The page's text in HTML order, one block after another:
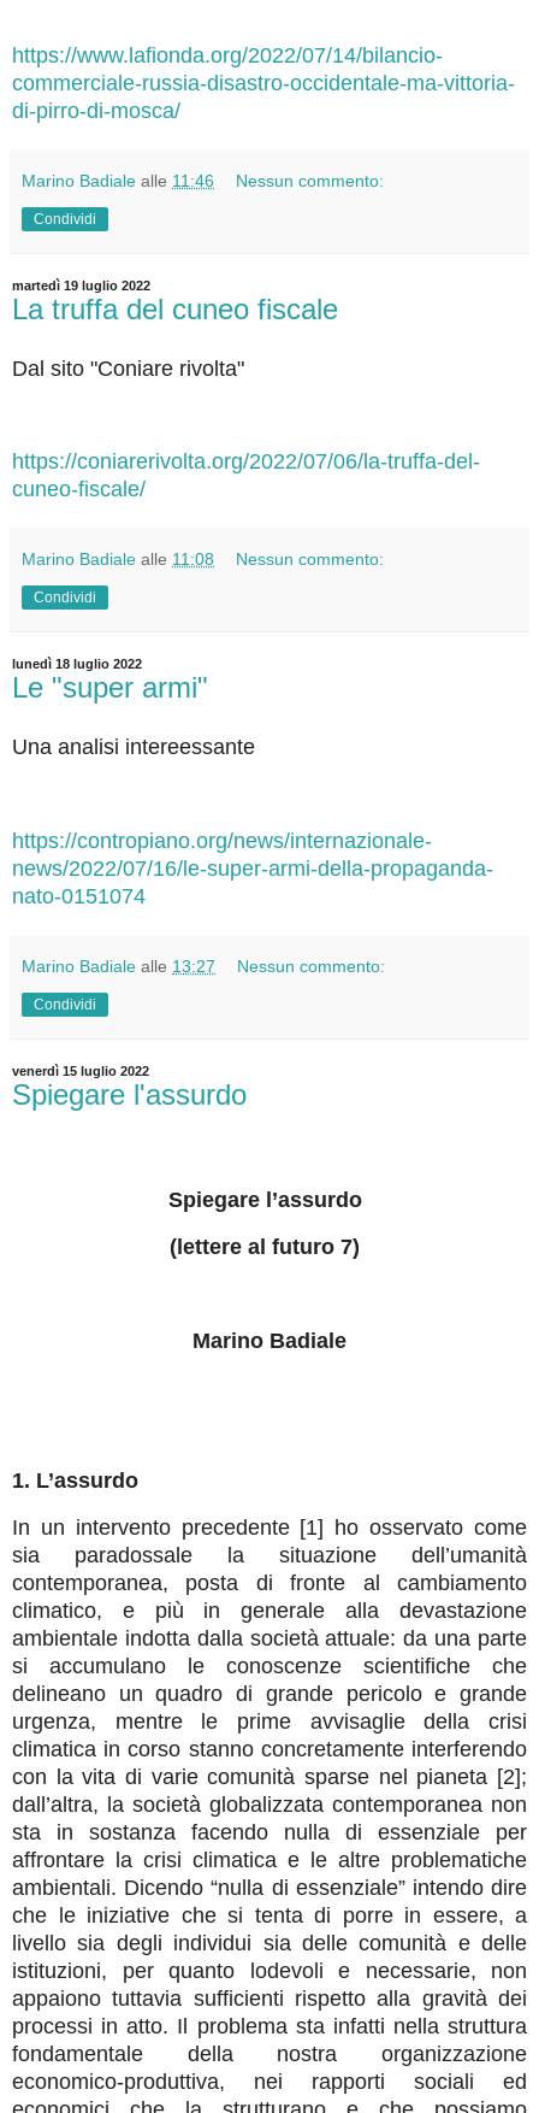
https://www.lafionda.org/2022/07/14/bilancio-
commerciale-russia-disastro-occidentale-ma-vittoria-
di-pirro-di-mosca/
Marino Badiale alle 11:46 Nessun commento:
Condividi
martedì 19 luglio 2022
La truffa del cuneo fiscale
Dal sito "Coniare rivolta"
https://coniarerivolta.org/2022/07/06/la-truffa-del-
cuneo-fiscale/
Marino Badiale alle 11:08 Nessun commento:
Condividi
lunedì 18 luglio 2022
Le "super armi"
Una analisi intereessante
https://contropiano.org/news/internazionale-
news/2022/07/16/le-super-armi-della-propaganda-
nato-0151074
Marino Badiale alle 13:27 Nessun commento:
Condividi
venerdì 15 luglio 2022
Spiegare l'assurdo
Spiegare l’assurdo
(lettere al futuro 7)
Marino Badiale
1. L’assurdo
In un intervento precedente [1] ho osservato come
sia paradossale la situazione dell’umanità
contemporanea, posta di fronte al cambiamento
climatico, e più in generale alla devastazione
ambientale indotta dalla società attuale: da una parte
si accumulano le conoscenze scientifiche che
delineano un quadro di grande pericolo e grande
urgenza, mentre le prime avvisaglie della crisi
climatica in corso stanno concretamente interferendo
con la vita di varie comunità sparse nel pianeta [2];
dall’altra, la società globalizzata contemporanea non
sta in sostanza facendo nulla di essenziale per
affrontare la crisi climatica e le altre problematiche
ambientali. Dicendo “nulla di essenziale” intendo dire
che le iniziative che si tenta di porre in essere, a
livello sia degli individui sia delle comunità e delle
istituzioni, per quanto lodevoli e necessarie, non
appaiono tuttavia sufficienti rispetto alla gravità dei
processi in atto. Il problema sta infatti nella struttura
fondamentale della nostra organizzazione
economico-produttiva, nei rapporti sociali ed